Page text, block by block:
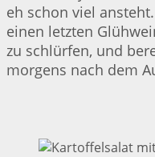
eh schon viel
einen letzten
zu schlürfen, und
morgens nach dem